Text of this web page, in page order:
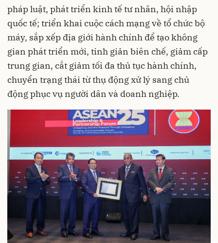
pháp luật, phát triển kinh tế tư nhân, hội nhập
quốc tế; triển khai cuộc cách mạng về tổ chức bộ
máy, sắp xếp địa giới hành chính để tạo không
gian phát triển mới, tinh giản biên chế, giảm cấp
trung gian, cắt giảm tối đa thủ tục hành chính,
chuyển trạng thái từ thụ động xử lý sang chủ
động phục vụ người dân và doanh nghiệp.